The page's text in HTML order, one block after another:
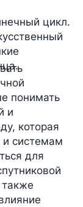
цикл.
понимать
и
которая
и системам
для